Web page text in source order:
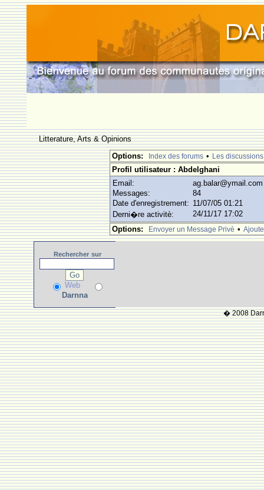
Litterature, Arts & Opinions
Options:
Index des forums • Les discussions
Profil utilisateur : Abdelghani
Email:
ag.balar@ymail.com
Messages:
84
Date d'enregistrement: 11/07/05 01:21
Derni�re activitè:
24/11/17 17:02
Options:
Envoyer un Message Privè •
Rechercher sur
Web
Darnna
� 2008